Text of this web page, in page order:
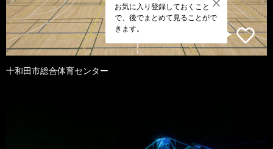
お気に入り登録しておくこと
で、後でまとめて見ることがで
きます。
十和田市総合体育センター